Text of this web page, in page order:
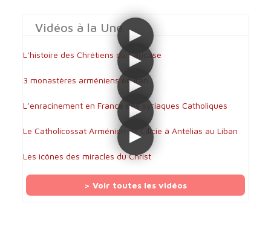
Vidéos à la Une
L’histoire des Chrétiens du Caucase
3 monastères arméniens en Iran
L’enracinement en France des syriaques Catholiques
Le Catholicossat Arménien de Cilicie à Antélias au Liban
Les icônes des miracles du Christ
> Voir toutes les vidéos